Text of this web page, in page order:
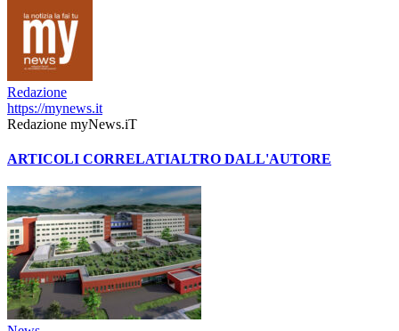
Redazione
https://mynews.it
Redazione myNews.iT
ARTICOLI CORRELATIALTRO DALL'AUTORE